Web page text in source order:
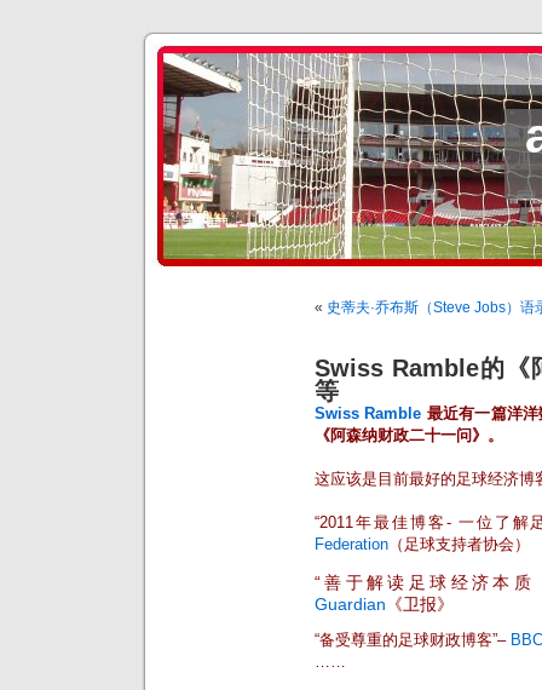
« 史蒂夫·乔布斯（Steve Jobs）语
Swiss Ramble的《
等
Swiss Ramble 最近有一篇洋
《阿森纳财政二十一问》。
这应该是目前最好的足球经济
“2011年最佳博客- 一位了解
Federation （足球支持者协会）
“善于解读足球经济本
Guardian 《卫报》
“备受尊重的足球财政博客”– BBC
……